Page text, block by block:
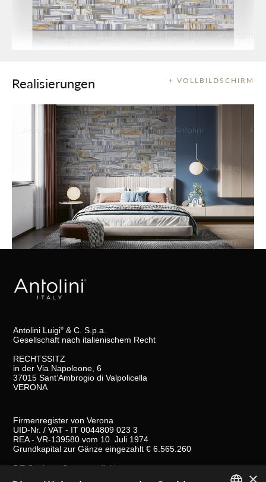
+ VOLLBILDSCHIRM
Realisierungen
Antolini Luigi® & C. S.p.a.
Gesellschaft nach italienischem Recht
RECHTSSITZ
in der Via Napoleone, 6
37015 Sant’Ambrogio di Valpolicella
VERONA
Firmenregister von Verona
UID-Nr. / VAT - IT 0044809 023 3
REA - VR-139580 vom 10. Juli 1974
Grundkapital zur Gänze eingezahlt € 6.565.260
P.E.C.
al.spa@pec.antolini.it